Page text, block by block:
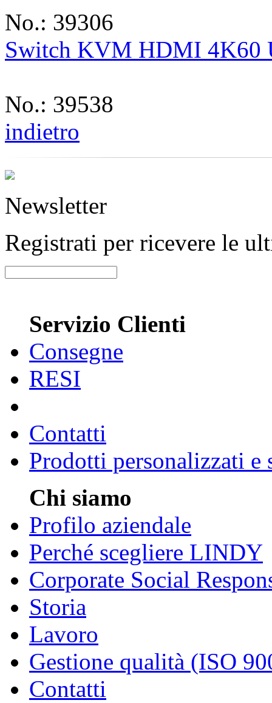
No.: 39306
Switch KVM HDMI 4K60
No.: 39538
indietro
Newsletter
Registrati per ricevere le
Servizio Clienti
Consegne
RESI
Contatti
Prodotti personalizzati e
Chi siamo
Profilo aziendale
Perché scegliere LINDY
Corporate Social
Storia
Lavoro
Gestione qualità (ISO
Contatti